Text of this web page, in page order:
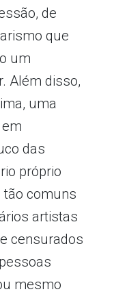
de
que
um
Além disso,
uma
das
próprio
tão comuns
artistas
censurados
mesmo